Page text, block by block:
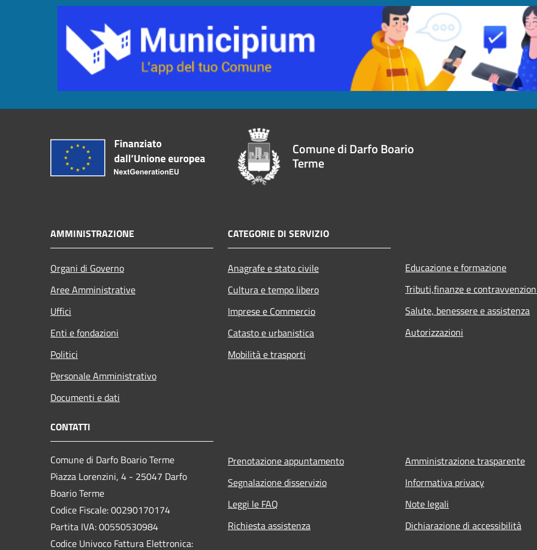
Comune di Darfo Boario
Terme
AMMINISTRAZIONE
Organi di Governo
Aree Amministrative
Uffici
Enti e fondazioni
Politici
Personale Amministrativo
Documenti e dati
CATEGORIE DI SERVIZIO
Anagrafe e stato civile
Cultura e tempo libero
Imprese e Commercio
Catasto e urbanistica
Mobilità e trasporti
Educazione e formazione
Tributi,finanze e
Salute, benessere e assistenza
Autorizzazioni
CONTATTI
Comune di Darfo Boario Terme
Piazza Lorenzini, 4 - 25047 Darfo
Boario Terme
Codice Fiscale: 00290170174
Partita IVA: 00550530984
Codice Univoco Fattura Elettronica:
Prenotazione appuntamento
Segnalazione disservizio
Leggi le FAQ
Richiesta assistenza
Amministrazione trasparente
Informativa privacy
Note legali
Dichiarazione di accessibilità